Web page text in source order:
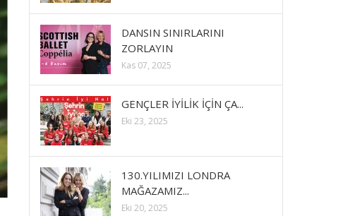
DANSIN SINIRLARINI
ZORLAYIN
Kas 07, 2025
GENÇLER İYİLİK İÇİN ÇA...
Eki 23, 2025
130.YILIMIZI LONDRA
MAĞAZAMIZ...
Eki 20, 2025